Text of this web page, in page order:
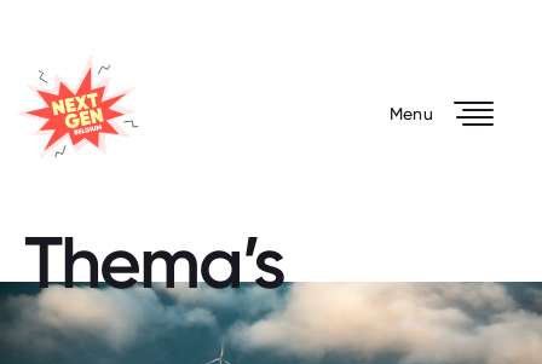
NEXT GEN BELGIUM
Menu
Thema’s
Projecten
Plan in cijfers
Thema’s